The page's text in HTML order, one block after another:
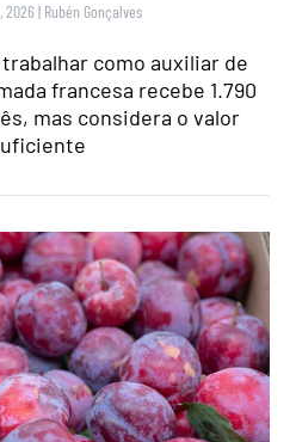
2026 | Rubén Gonçalves
como auxiliar de
francesa recebe 1.790
mas considera o valor